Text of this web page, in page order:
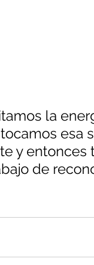
la
esa
y entonces
de